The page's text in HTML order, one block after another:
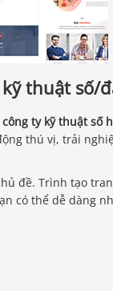
thuật số/
ty kỹ thuật số
thú vị, trải
đề. Trình tạo
có thể dễ dàng